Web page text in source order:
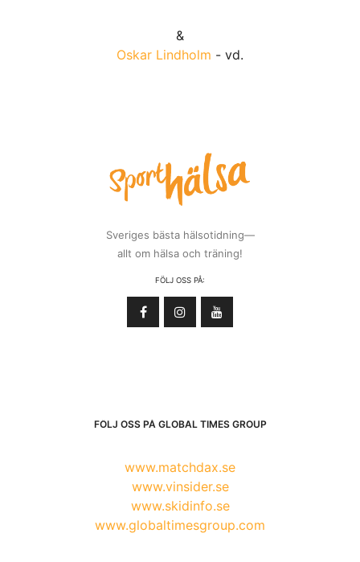
&
Oskar Lindholm - vd.
Sveriges bästa hälsotidning—
allt om hälsa och träning!
FÖLJ OSS PÅ:
FÖLJ OSS PÅ GLOBAL TIMES GROUP
www.matchdax.se
www.vinsider.se
www.skidinfo.se
www.globaltimesgroup.com